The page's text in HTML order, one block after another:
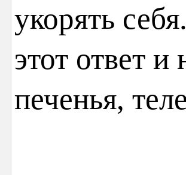
укорять
этот ответ
печенья,